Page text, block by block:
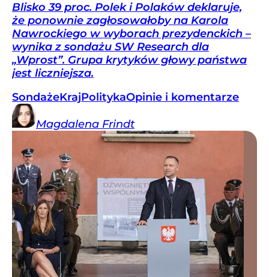
Blisko 39 proc. Polek i Polaków deklaruje,
że ponownie zagłosowałoby na Karola
Nawrockiego w wyborach prezydenckich –
wynika z sondażu SW Research dla
„Wprost”. Grupa krytyków głowy państwa
jest liczniejsza.
SondażeKrajPolitykaOpinie i komentarze
Magdalena Frindt